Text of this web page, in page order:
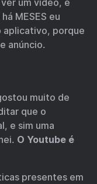
um vídeo, e
MESES eu
aplicativo, porque
anúncio.
muito de
que o
e sim uma
O Youtube é
presentes em